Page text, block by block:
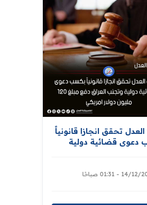
العدل تحقق انجازا قانونياً
دعوى قضائية دولية
- 01:31 صباحًا